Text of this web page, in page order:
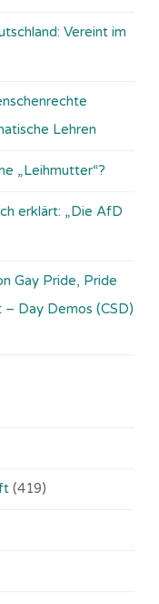
Vereint im
Lehren
„Leihmutter“?
erklärt: „Die AfD
Gay Pride, Pride
Day Demos (CSD)
(419)